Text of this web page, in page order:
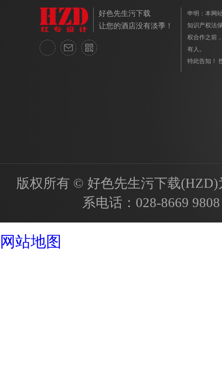
好色先生污下载
让您的酒店没有淡季！
申明：本网
知识产权法保
权合作之前
有人。
特此告知！
版权所有 © 好色先生污下载
系电话： 028-8669 9808
网站地图